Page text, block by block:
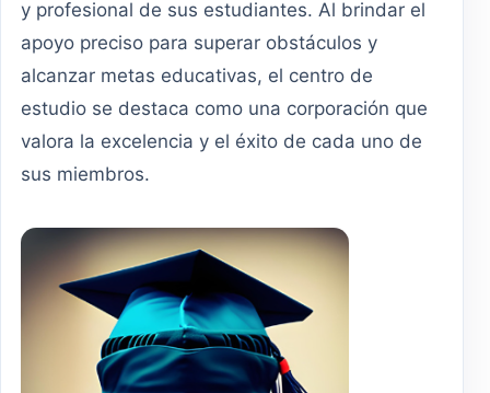
y profesional de sus estudiantes. Al brindar el
apoyo preciso para superar obstáculos y
alcanzar metas educativas, el centro de
estudio se destaca como una corporación que
valora la excelencia y el éxito de cada uno de
sus miembros.